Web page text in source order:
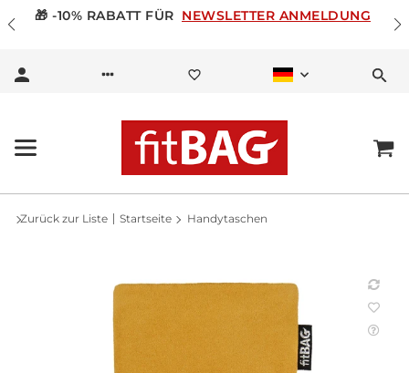
🎁 -10% RABATT FÜR NEWSLETTER ANMELDUNG
Zurück zur Liste Startseite Handytaschen